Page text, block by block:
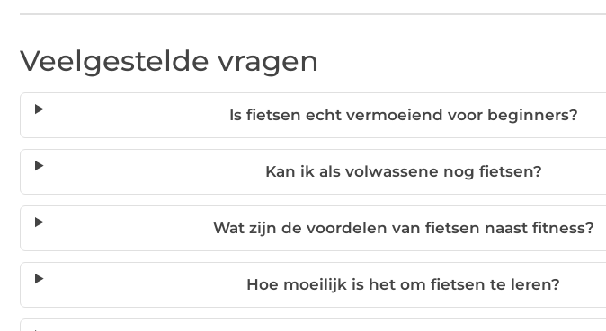
Veelgestelde vragen
Is fietsen echt vermoeiend voor beginners?
Kan ik als volwassene nog fietsen?
Wat zijn de voordelen van fietsen naast fitness?
Hoe moeilijk is het om fietsen te leren?